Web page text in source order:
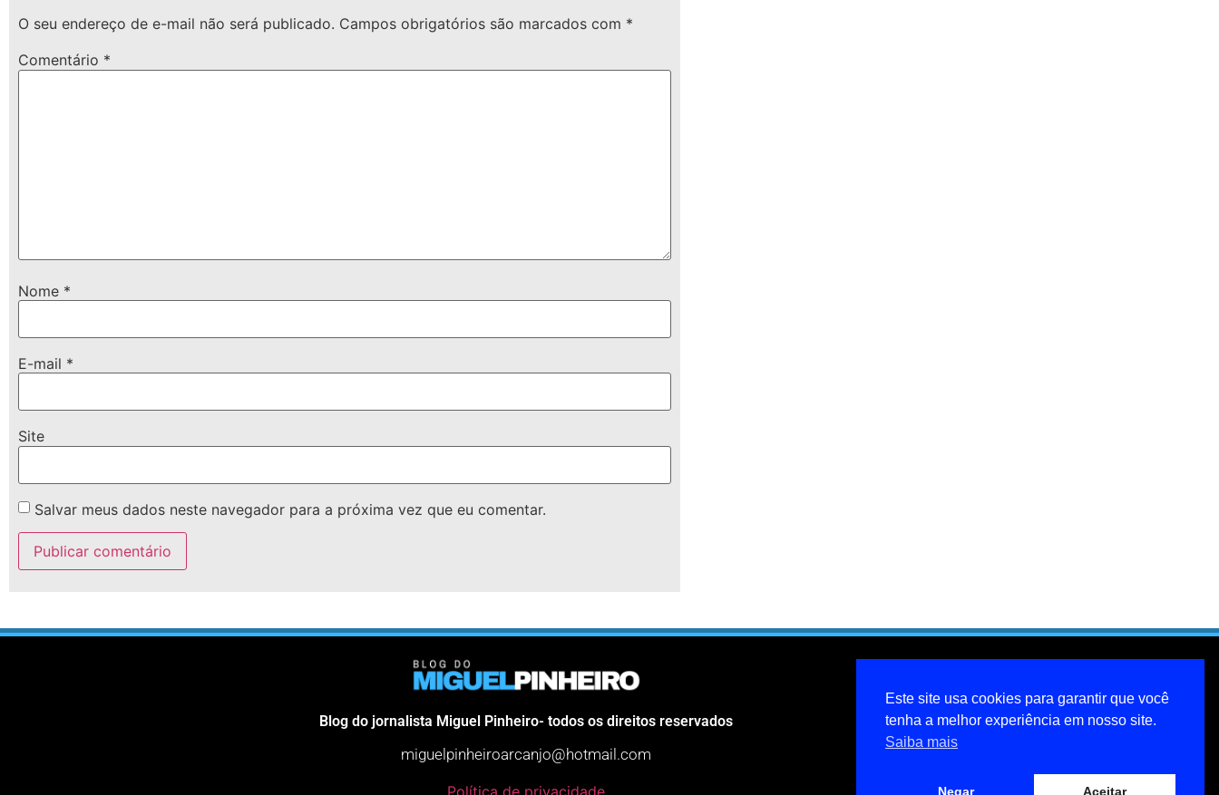
O seu endereço de e-mail não será publicado. Campos obrigatórios são marcados com *
Comentário *
Nome *
E-mail *
Site
Salvar meus dados neste navegador para a próxima vez que eu comentar.
Blog do jornalista Miguel Pinheiro- todos os direitos reservados
miguelpinheiroarcanjo@hotmail.com
Este site usa cookies para garantir que você
tenha a melhor experiência em nosso site.
Saiba mais
Negar Aceitar